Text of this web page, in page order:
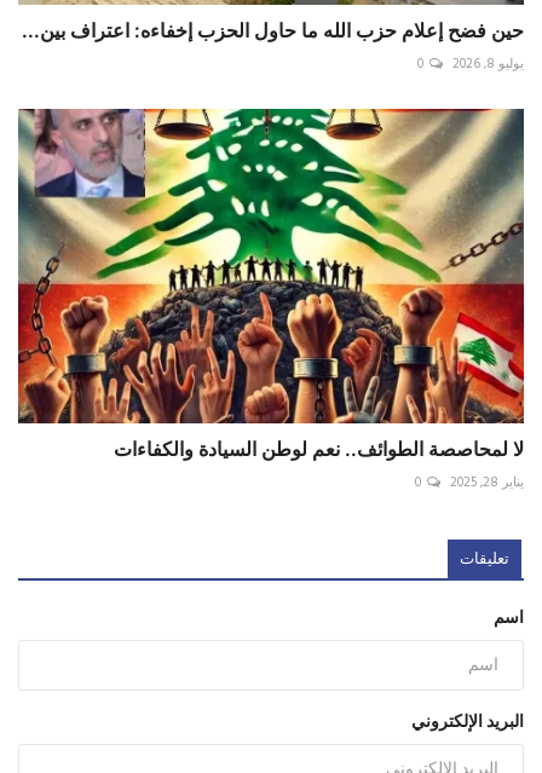
حين فضح إعلام حزب الله ما حاول الحزب إخفاءه: اعتراف بين...
يوليو 8, 2026 0
لا لمحاصصة الطوائف.. نعم لوطن السيادة والكفاءات
يناير 28, 2025 0
تعليقات
اسم
البريد الإلكتروني